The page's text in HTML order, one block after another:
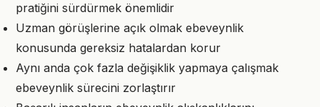
pratiğini sürdürmek önemlidir
Uzman görüşlerine açık olmak ebeveynlik
konusunda gereksiz hatalardan korur
Aynı anda çok fazla değişiklik yapmaya çalışmak
ebeveynlik sürecini zorlaştırır